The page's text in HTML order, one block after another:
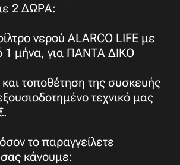
2 ΔΩΡΑ:
νερού ALARCO LIFE με
1 μήνα, για ΠΑΝΤΑ ΔΙΚΟ
τοποθέτηση της συσκευής
τεχνικό μας
το παραγγείλετε
σας κάνουμε: